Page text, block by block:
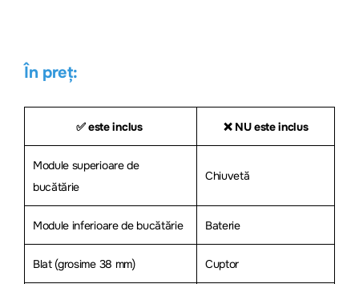
În preț:
✅ este inclus ❌ NU este inclus
Module superioare de
bucătărie
Chiuvetă
Module inferioare de bucătărie Baterie
Blat (grosime 38 mm) Cuptor